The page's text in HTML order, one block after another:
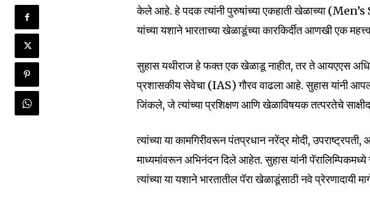
Join our community of
SUBSCRIBERS and be part
of the conversation.
To subscribe, simply enter your email address on
the subscribe button below. Don't worry, we respect
won't spam your inbox. Your information is safe with
केले आहे. हे पदक त्यांनी पुरुषांच्या एकहाती खेळाच्या
यांच्या यशाने भारताच्या खेळाडूंच्या कारकिर्दीत आणखी एक
सुहास यथीराज हे फक्त एक खेळाडू नाहीत, तर ते आयएएस
प्रशासकीय सेवेचा (IAS) गौरव वाढला आहे. सुहास यांनी
जिंकले, जे त्यांच्या प्रशिक्षण आणि खेळाविषयक तत्परतेचे
त्यांच्या या कामगिरीवरून पंतप्रधान नरेंद्र मोदी,
माध्यमांवरून अभिनंदन दिले आहेत. सुहास यांनी
त्यांच्या या यशाने भारतातील पॅरा खेळाडूंसाठी नवे प्रेरणादायी